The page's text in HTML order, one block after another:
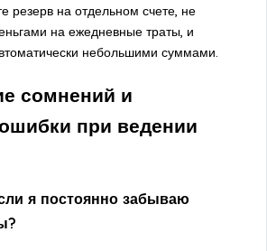
резерв на отдельном счете, не
на ежедневные траты, и
небольшими суммами.
сомнений и
при ведении
я постоянно забываю